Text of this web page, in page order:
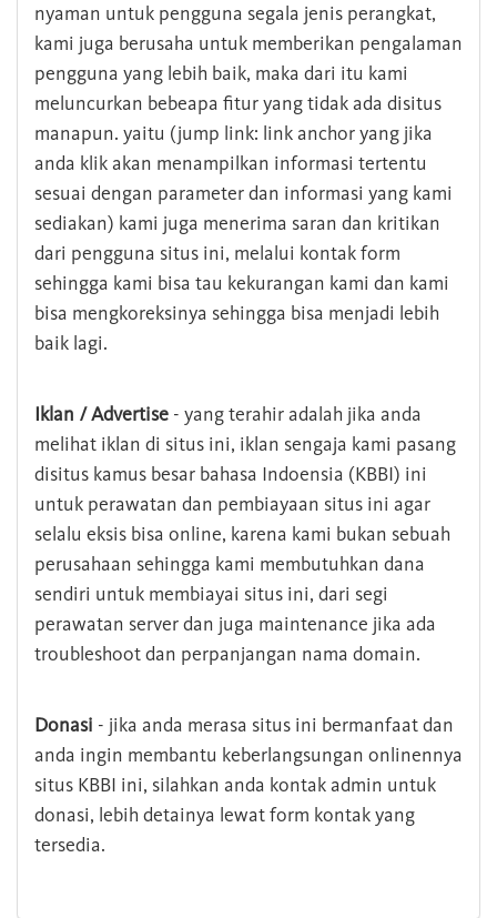
nyaman untuk pengguna segala jenis perangkat,
kami juga berusaha untuk memberikan pengalaman
pengguna yang lebih baik, maka dari itu kami
meluncurkan bebeapa fitur yang tidak ada disitus
manapun. yaitu (jump link: link anchor yang jika
anda klik akan menampilkan informasi tertentu
sesuai dengan parameter dan informasi yang kami
sediakan) kami juga menerima saran dan kritikan
dari pengguna situs ini, melalui kontak form
sehingga kami bisa tau kekurangan kami dan kami
bisa mengkoreksinya sehingga bisa menjadi lebih
baik lagi.
Iklan / Advertise - yang terahir adalah jika anda
melihat iklan di situs ini, iklan sengaja kami pasang
disitus kamus besar bahasa Indoensia (KBBI) ini
untuk perawatan dan pembiayaan situs ini agar
selalu eksis bisa online, karena kami bukan sebuah
perusahaan sehingga kami membutuhkan dana
sendiri untuk membiayai situs ini, dari segi
perawatan server dan juga maintenance jika ada
troubleshoot dan perpanjangan nama domain.
Donasi - jika anda merasa situs ini bermanfaat dan
anda ingin membantu keberlangsungan onlinennya
situs KBBI ini, silahkan anda kontak admin untuk
donasi, lebih detainya lewat form kontak yang
tersedia.